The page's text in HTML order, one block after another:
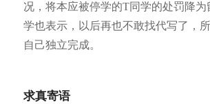
况，将本应被停学的T同学的处罚降为
学也表示，以后再也不敢找代写了，
自己独立完成。
求真寄语